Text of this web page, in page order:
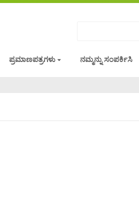
ಪ್ರಮಾಣಪತ್ರಗಳು ನಮ್ಮನ್ನು ಸಂಪರ್ಕಿಸಿ